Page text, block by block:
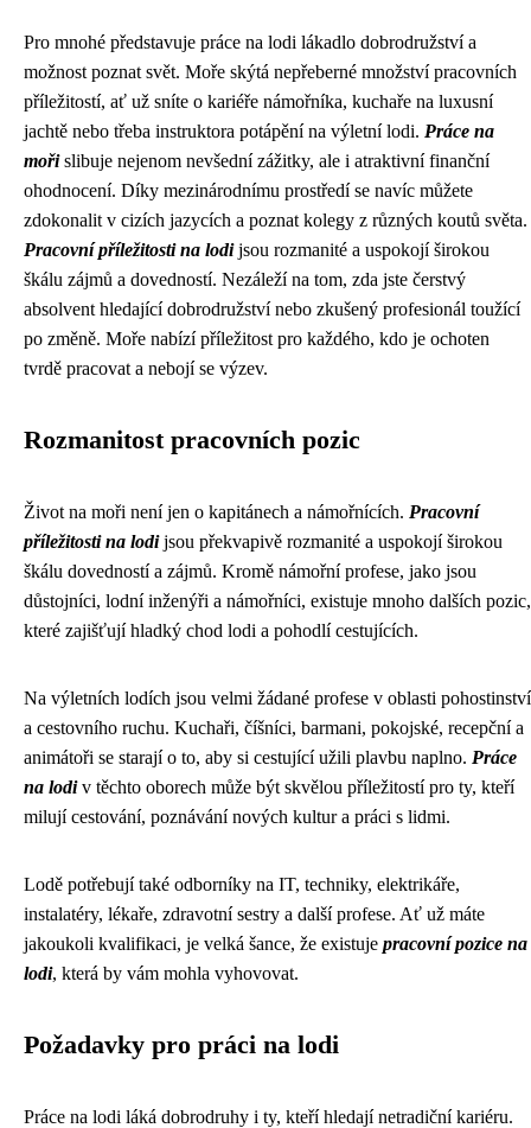
Pro mnohé představuje práce na lodi lákadlo dobrodružství a
možnost poznat svět. Moře skýtá nepřeberné množství pracovních
příležitostí, ať už sníte o kariéře námořníka, kuchaře na luxusní
jachtě nebo třeba instruktora potápění na výletní lodi. Práce na
mořislibuje nejenom nevšední zážitky, ale i atraktivní finanční
ohodnocení. Díky mezinárodnímu prostředí se navíc můžete
zdokonalit v cizích jazycích a poznat kolegy z různých koutů světa.
Pracovní příležitosti na lodijsou rozmanité a uspokojí širokou
škálu zájmů a dovedností. Nezáleží na tom, zda jste čerstvý
absolvent hledající dobrodružství nebo zkušený profesionál toužící
po změně. Moře nabízí příležitost pro každého, kdo je ochoten
tvrdě pracovat a nebojí se výzev.
Rozmanitost pracovních pozic
Život na moři není jen o kapitánech a námořnících. Pracovní
příležitosti na lodijsou překvapivě rozmanité a uspokojí širokou
škálu dovedností a zájmů. Kromě námořní profese, jako jsou
důstojníci, lodní inženýři a námořníci, existuje mnoho dalších pozic,
které zajišťují hladký chod lodi a pohodlí cestujících.
Na výletních lodích jsou velmi žádané profese v oblasti pohostinství
a cestovního ruchu. Kuchaři, číšníci, barmani, pokojské, recepční a
animátoři se starají o to, aby si cestující užili plavbu naplno. Práce
na lodiv těchto oborech může být skvělou příležitostí pro ty, kteří
milují cestování, poznávání nových kultur a práci s lidmi.
Lodě potřebují také odborníky na IT, techniky, elektrikáře,
instalatéry, lékaře, zdravotní sestry a další profese. Ať už máte
jakoukoli kvalifikaci, je velká šance, že existuje pracovní pozice na
lodi, která by vám mohla vyhovovat.
Požadavky pro práci na lodi
Práce na lodi láká dobrodruhy i ty, kteří hledají netradiční kariéru.